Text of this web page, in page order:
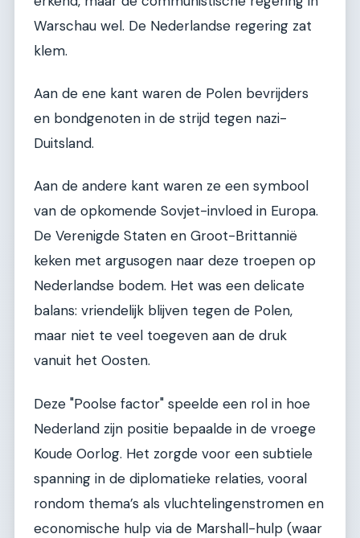
Warschau wel. De Nederlandse regering zat
klem.
Aan de ene kant waren de Polen bevrijders
en bondgenoten in de strijd tegen nazi-
Duitsland.
Aan de andere kant waren ze een symbool
van de opkomende Sovjet-invloed in Europa.
De Verenigde Staten en Groot-Brittannië
keken met argusogen naar deze troepen op
Nederlandse bodem. Het was een delicate
balans: vriendelijk blijven tegen de Polen,
maar niet te veel toegeven aan de druk
vanuit het Oosten.
Deze "Poolse factor" speelde een rol in hoe
Nederland zijn positie bepaalde in de vroege
Koude Oorlog. Het zorgde voor een subtiele
spanning in de diplomatieke relaties, vooral
rondom thema’s als vluchtelingenstromen en
economische hulp via de Marshall-hulp (waar